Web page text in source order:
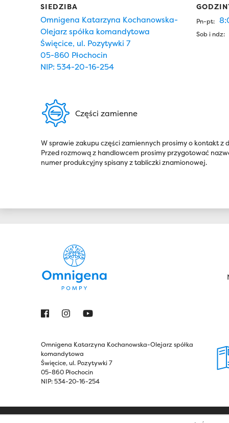
SIEDZIBA
Omnigena Katarzyna Kochanowska-
Olejarz spółka komandytowa
Święcice, ul. Pozytywki 7
05-860 Płochocin
NIP: 534-20-16-254
Pn-pt:
Sob i ndz:
Części zamienne
W sprawie zakupu części zamiennych prosimy o kontakt z
Przed rozmową z handlowcem prosimy przygotować
numer produkcyjny spisany z tabliczki znamionowej.
Omnigena Katarzyna Kochanowska-Olejarz spółka
komandytowa
Święcice, ul. Pozytywki 7
05-860 Płochocin
NIP: 534-20-16-254